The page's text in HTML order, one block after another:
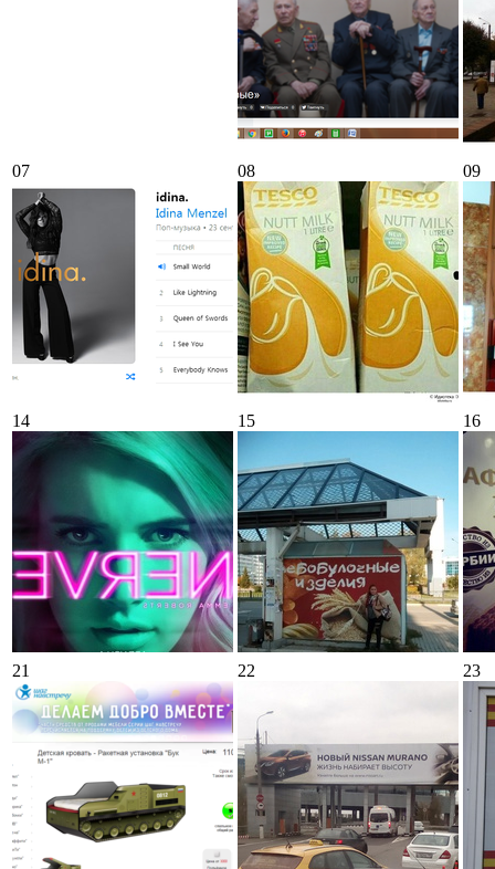
07 08 09
14 15 16
21 22 23